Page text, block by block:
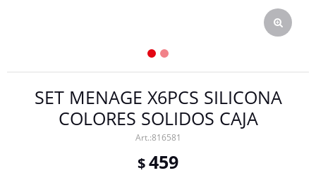
SET MENAGE X6PCS SILICONA
COLORES SOLIDOS CAJA
816581
$459